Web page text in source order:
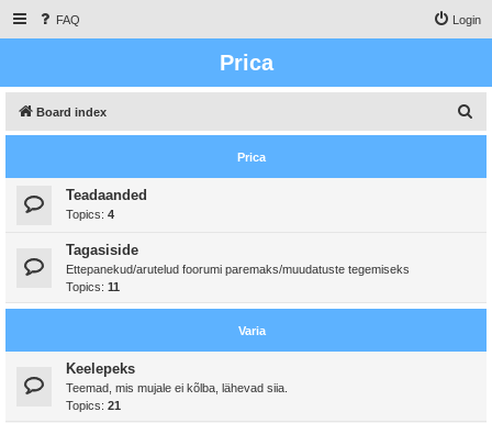
FAQ Login
Prica
Board index
e
Prica
Teadaanded
Topics: 4
Tagasiside
Ettepanekud/arutelud foorumi paremaks/muudatuste tegemiseks
Topics: 11
Varia
Keelepeks
Teemad, mis mujale ei kõlba, lähevad siia.
Topics: 21